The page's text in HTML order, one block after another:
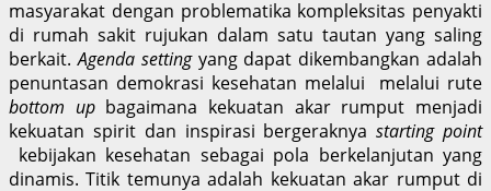
masyarakat dengan problematika kompleksitas penyakti
di rumah sakit rujukan dalam satu tautan yang saling
berkait.Agenda setting yang dapat dikembangkan adalah
penuntasan demokrasi kesehatan melalui melalui rute
bottom up bagaimana kekuatan akar rumput menjadi
kekuatan spirit dan inspirasi bergeraknyastarting point
kebijakan kesehatan sebagai pola berkelanjutan yang
dinamis. Titik temunya adalah kekuatan akar rumput di